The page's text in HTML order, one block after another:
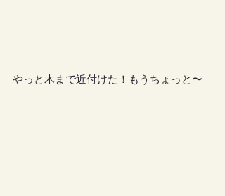
やっと木まで近付けた！もうちょっと〜